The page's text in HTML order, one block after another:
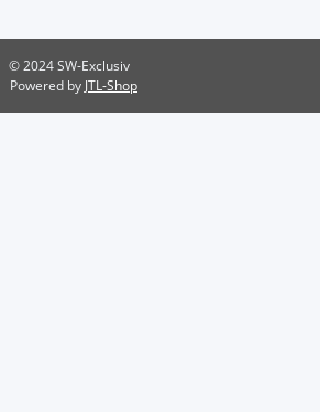
© 2024 SW-Exclusiv
Powered by JTL-Shop